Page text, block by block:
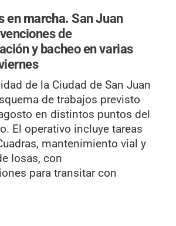
en marcha.San Juan
de
y bacheo en varias
de la Ciudad de San Juan
de trabajos previsto
en distintos puntos del
El operativo incluye tareas
mantenimiento vial y
losas, con
para transitar con